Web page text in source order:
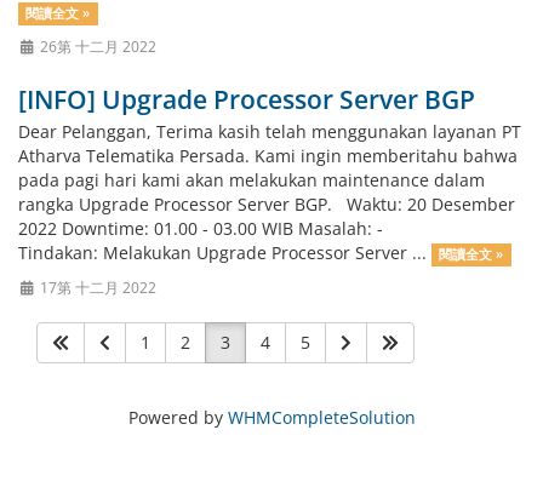
閱讀全文 »
26第 十二月 2022
[INFO] Upgrade Processor Server BGP
Dear Pelanggan, Terima kasih telah menggunakan layanan PT
Atharva Telematika Persada. Kami ingin memberitahu bahwa
pada pagi hari kami akan melakukan maintenance dalam
rangka Upgrade Processor Server BGP. Waktu: 20 Desember
2022 Downtime: 01.00 - 03.00 WIB Masalah: -
Tindakan: Melakukan Upgrade Processor Server ...
閱讀全文 »
17第 十二月 2022
1 2 3 4 5
Powered by WHMCompleteSolution